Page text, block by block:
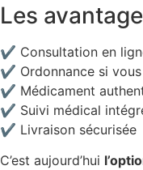
Les
✔ Consultation en
✔ Ordonnance si
✔ Médicament
✔ Suivi médical
✔ Livraison sécurisée
C’est aujourd’hui